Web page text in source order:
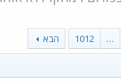
…
1012 הבא